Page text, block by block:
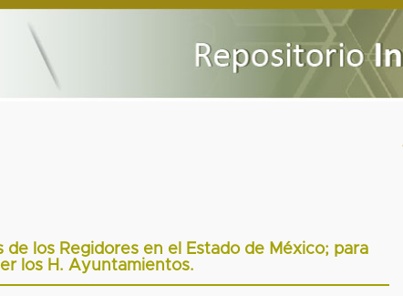
los Regidores en el Estado de México; para
los H. Ayuntamientos.